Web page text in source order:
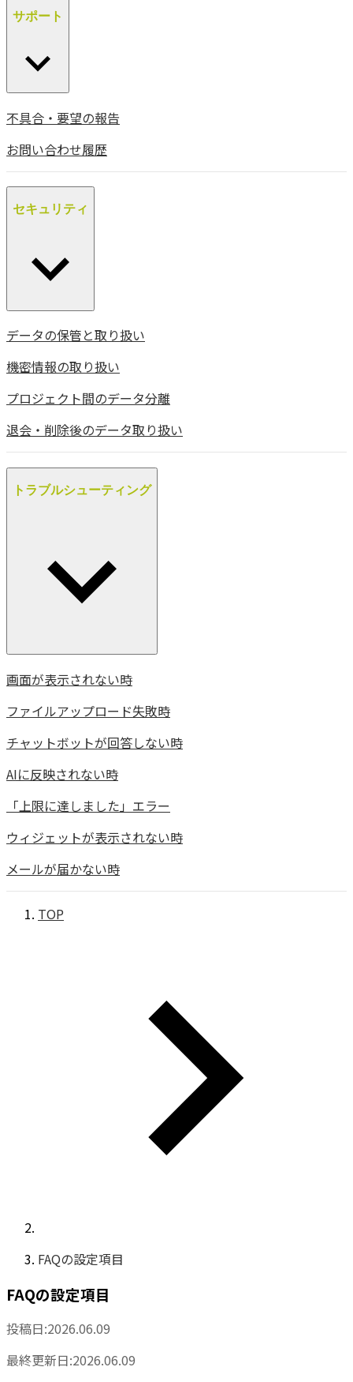
サポート
不具合・要望の報告
お問い合わせ履歴
セキュリティ
データの保管と取り扱い
機密情報の取り扱い
プロジェクト間のデータ分離
退会・削除後のデータ取り扱い
トラブルシューティング
画面が表示されない時
ファイルアップロード失敗時
チャットボットが回答しない時
AIに反映されない時
「上限に達しました」エラー
ウィジェットが表示されない時
メールが届かない時
TOP
FAQの設定項目
FAQの設定項目
投稿日:2026.06.09
最終更新日:2026.06.09